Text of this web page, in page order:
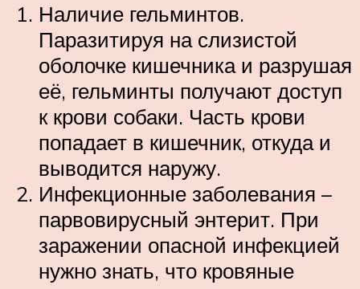
Наличие гельминтов.
Паразитируя на слизистой
оболочке кишечника и разрушая
её, гельминты получают доступ
к крови собаки. Часть крови
попадает в кишечник, откуда и
выводится наружу.
Инфекционные заболевания –
парвовирусный энтерит. При
заражении опасной инфекцией
нужно знать, что кровяные